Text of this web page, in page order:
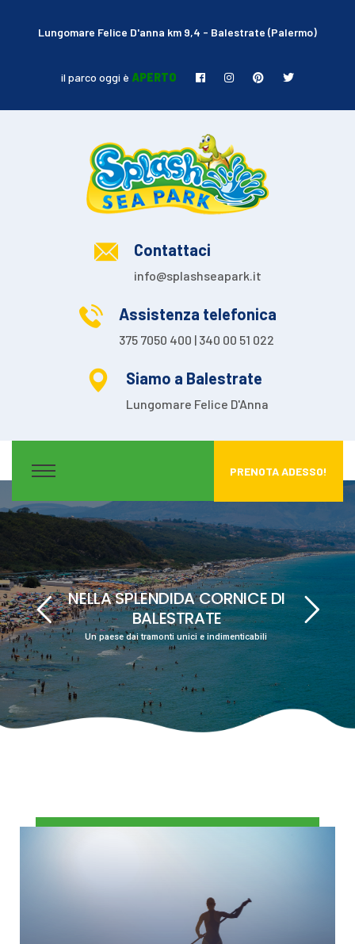
Lungomare Felice D'anna km 9,4 - Balestrate (Palermo)
il parco oggi è APERTO
Contattaci
info@splashseapark.it
Assistenza telefonica
375 7050 400 | 340 00 51 022
Siamo a Balestrate
Lungomare Felice D'Anna
PRENOTA ADESSO!
NELLA SPLENDIDA CORNICE DI
BALESTRATE
Un paese dai tramonti unici e indimenticabili